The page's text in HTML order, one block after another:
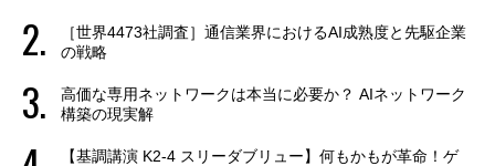
［世界4473社調査］通信業界におけるAI成熟度と先駆企業
の戦略
高価な専用ネットワークは本当に必要か？ AIネットワーク
構築の現実解
【基調講演 K2-4 スリーダブリュー】何もかもが革命！ゲ